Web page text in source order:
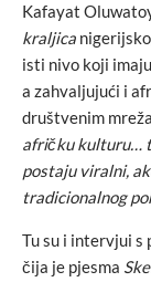
Kafayat
kraljica
isti nivo koji
a zahvaljujući i
društvenim
afričku kulturu…
postaju viralni,
tradicionalnog
Tu su i intervjui s
čija je pjesma